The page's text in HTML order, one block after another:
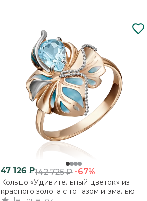
47 126₽142 725₽ -67%
Кольцо «Удивительный цветок» из
красного золота с топазом и эмалью